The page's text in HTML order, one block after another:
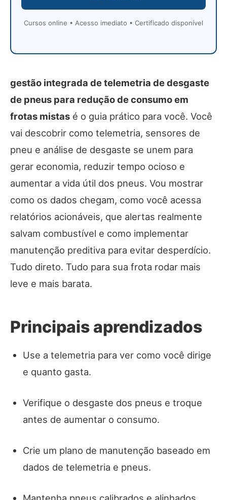
Cursos online • Acesso imediato • Certificado disponível
gestão integrada de telemetria de desgaste
de pneus para redução de consumo em
frotas mistas é o guia prático para você. Você
vai descobrir como telemetria, sensores de
pneu e análise de desgaste se unem para
gerar economia, reduzir tempo ocioso e
aumentar a vida útil dos pneus. Vou mostrar
como os dados chegam, como você acessa
relatórios acionáveis, que alertas realmente
salvam combustível e como implementar
manutenção preditiva para evitar desperdício.
Tudo direto. Tudo para sua frota rodar mais
leve e mais barata.
Principais aprendizados
Use a telemetria para ver como você dirige
e quanto gasta.
Verifique o desgaste dos pneus e troque
antes de aumentar o consumo.
Crie um plano de manutenção baseado em
dados de telemetria e pneus.